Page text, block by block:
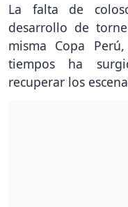
La falta de
desarrollo de
misma Copa
tiempos ha
recuperar los